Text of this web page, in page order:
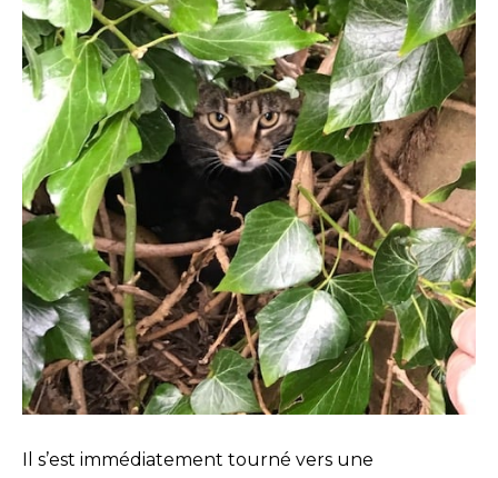
Il s’est immédiatement tourné vers une